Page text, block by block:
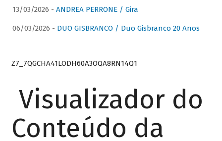
13/03/2026 - ANDREA PERRONE / Gira
06/03/2026 - DUO GISBRANCO / Duo Gisbranco 20 Anos
Z7_7QGCHA41LODH60A3OQA8RN14Q1
Visualizador do
Conteúdo da